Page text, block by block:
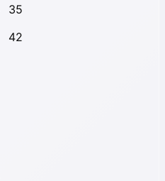
35
42